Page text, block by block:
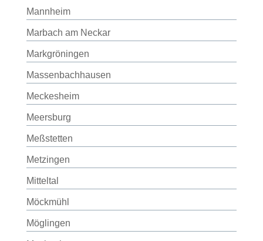
Mannheim
Marbach am Neckar
Markgröningen
Massenbachhausen
Meckesheim
Meersburg
Meßstetten
Metzingen
Mitteltal
Möckmühl
Möglingen